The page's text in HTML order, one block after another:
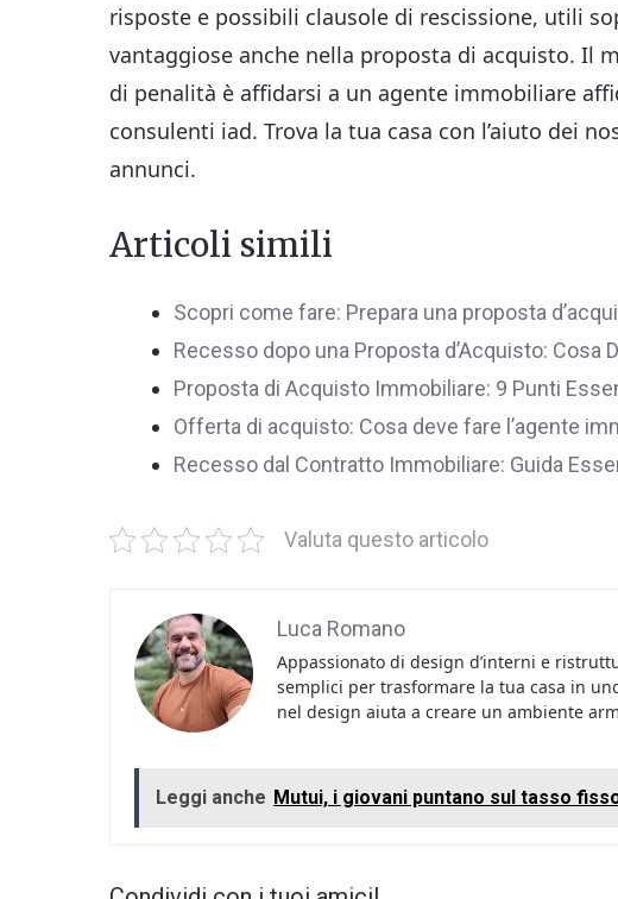
risposte e possibili clausole di rescissione, utili
vantaggiose anche nella proposta di acquisto. Il
di penalità è affidarsi a un agente immobiliare
consulenti iad. Trova la tua casa con l’aiuto dei
annunci.
Articoli simili
Scopri come fare: Prepara una proposta
Recesso dopo una Proposta d’Acquisto: Cosa
Proposta di Acquisto Immobiliare: 9 Punti
Offerta di acquisto: Cosa deve fare l’agente
Recesso dal Contratto Immobiliare: Guida
Valuta questo articolo
Luca Romano
Appassionato di design d’interni e
semplici per trasformare la tua casa in
nel design aiuta a creare un ambiente
Leggi anche Mutui, i giovani puntano sul tasso